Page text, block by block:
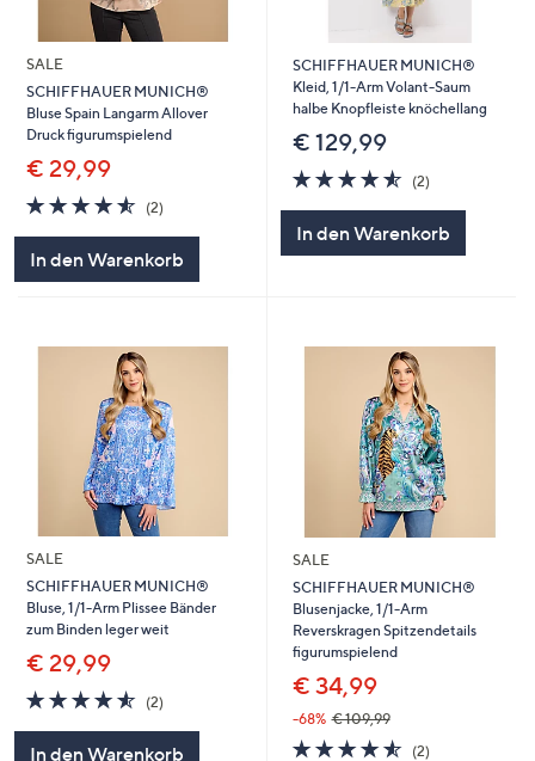
SALE
SCHIFFHAUER MUNICH®
Bluse Spain Langarm Allover
Druck figurumspielend
€ 29,99
4.5
von
(2)
In den Warenkorb
SCHIFFHAUER MUNICH®
Kleid, 1/1-Arm Volant-Saum
halbe Knopfleiste knöchellang
€ 129,99
4.5
von
5
(2)
In den Warenkorb
SALE
SCHIFFHAUER MUNICH®
Bluse, 1/1-Arm Plissee Bänder
zum Binden leger weit
€ 29,99
4.5
von
(2)
In den Warenkorb
SALE
SCHIFFHAUER MUNICH®
Blusenjacke, 1/1-Arm
Reverskragen Spitzendetails
figurumspielend
€ 34,99
-68% € 109,99
4.5
(2)